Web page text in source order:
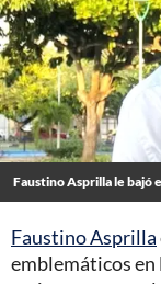
Faustino Asprilla le bajó
Faustino Asprilla
emblemáticos